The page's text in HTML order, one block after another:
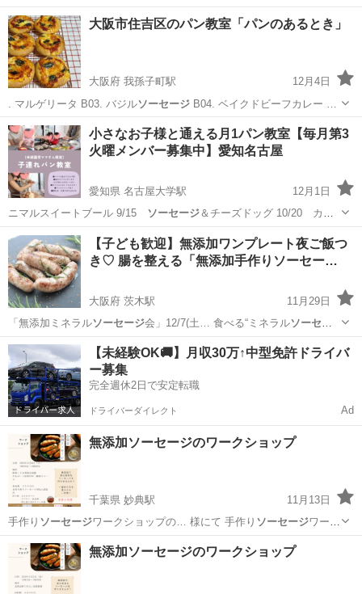
も美味し…
東京 府中市 府中本町駅 料理 ソーセージ
大阪市住吉区のパン教室「パンのあるとき」
大阪府 我孫子町駅
12月4日
. マルゲリータ B03. バジルソーセージB04. ベイクドビーフカレー …
大阪 大阪市 我孫子町駅 パン 米粉
小さなお子様と通える月1パン教室【毎月第3
火曜メンバー募集中】愛知名古屋
愛知県 名古屋大学駅
12月1日
ニマルスイートブール 9/15 ソーセージ＆チーズドッグ 10/20 カ
ボ…
愛知 名古屋市 名古屋大学駅 パン チョコ
【子ども歓迎】無添加ワンプレート夜ご飯つ
き♡ 腸を整える「無添加手作りソーセー…
大阪府 茨木駅
11月29日
「無添加ミネラルソーセージ会」12/7(土… 食べる“ミネラルソーセー
ジ”と 無添加ワ…
大阪 茨木市 茨木駅 イタリア料理 無添加
【未経験OK🚚】月収30万↑中型免許ドライバ
ー募集
完全週休2日で安定転職
ドライバーダイレクト Ad
無添加ソーセージのワークショップ
千葉県 妙典駅
11月13日
手作り ソーセージワークショップの… 様にて 手作り ソーセージワーク
ショップを… オススメ ☑️ソーセージの添加物が気にな… 方 ☑️手作り
ソーセージの作り方を覚えた…
千葉 市川市 妙典駅 ソーセージ
無添加ソーセージのワークショップ